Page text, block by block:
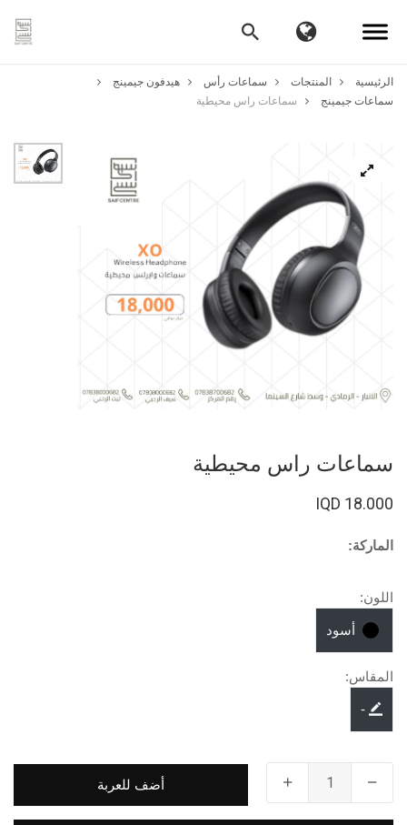
الرئيسية المنتجات سماعات رأس
هيدفون جيمينج
سماعات جيمينج
سماعات راس محيطية
سماعات راس محيطية
18.000 IQD
الماركة:
اللون:
المقاس:
-
أضف للعربة